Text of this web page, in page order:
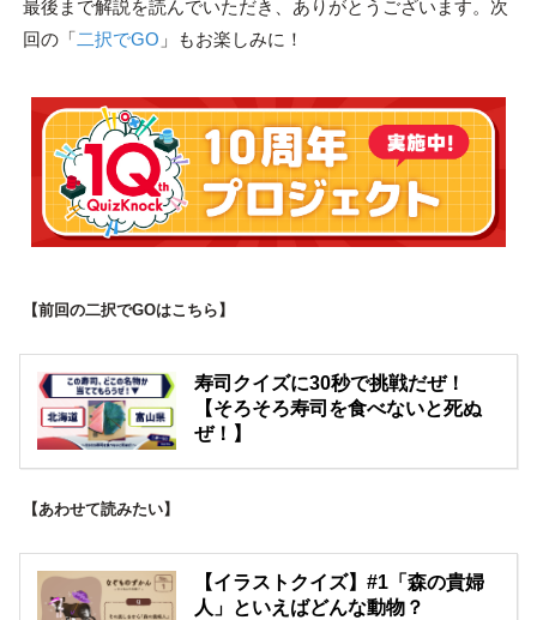
最後まで解説を読んでいただき、ありがとうございます。次
回の「二択でGO 」もお楽しみに！
【前回の二択でGOはこちら】
寿司クイズに30秒で挑戦だぜ！
【そろそろ寿司を食べないと死ぬ
ぜ！】
【あわせて読みたい】
【イラストクイズ】#1「森の貴婦
人」といえばどんな動物？